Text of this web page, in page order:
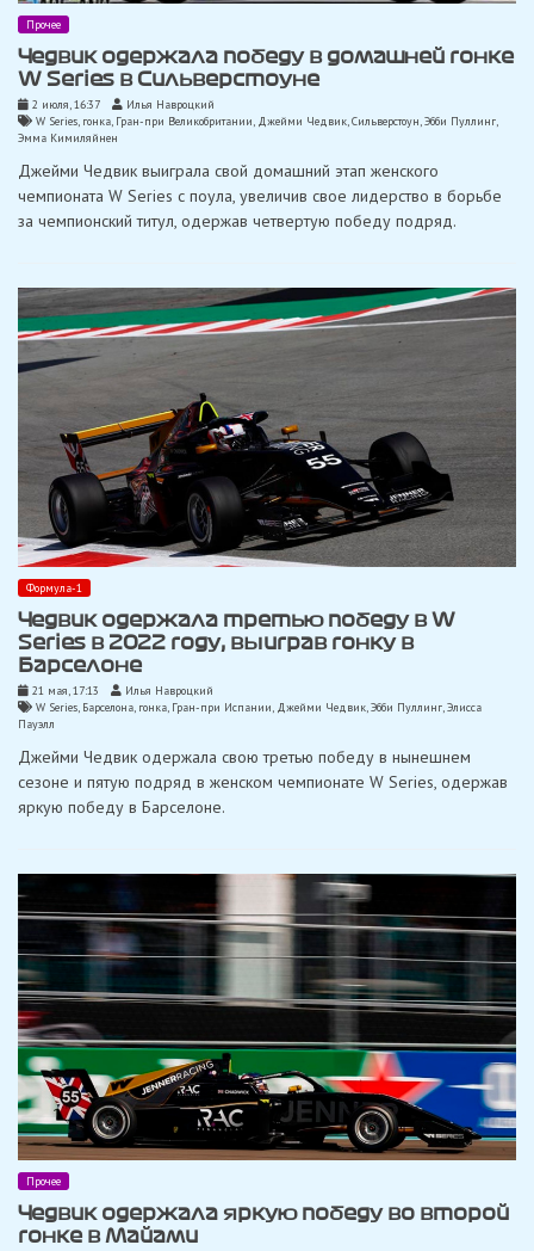
Прочее
Чедвик одержала победу в домашней гонке
W Series в Сильверстоуне
2 июля, 16:37
Илья Навроцкий
W Series, гонка, Гран-при Великобритании, Джейми Чедвик,Сильверстоун,Эбби Пуллинг
Эмма Кимиляйнен
Джейми Чедвик выиграла свой домашний этап женского
чемпионата W Series с поула, увеличив свое лидерство в борьбе
за чемпионский титул, одержав четвертую победу подряд.
Формула-1
Чедвик одержала третью победу в W
Series в 2022 году, выиграв гонку в
Барселоне
21 мая, 17:13
Илья Навроцкий
W Series, Барселона, гонка, Гран-при Испании, Джейми Чедвик,Эбби Пуллинг,Элисса
Пауэлл
Джейми Чедвик одержала свою третью победу в нынешнем
сезоне и пятую подряд в женском чемпионате W Series, одержав
яркую победу в Барселоне.
Прочее
Чедвик одержала яркую победу во второй
гонке в Майами